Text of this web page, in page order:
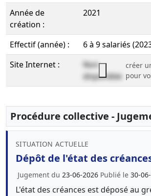
Année de
création :
2021
Effectif (année) :
6 à 9 salariés
Site Internet :
Non
disponible
créer
pour
Procédure collective -
SITUATION ACTUELLE
Dépôt de l'état des
Jugement du 23-06-2026 Publié le 30-
L'état des créances est déposé au